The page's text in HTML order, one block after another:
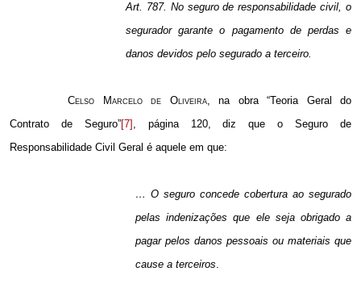
Art. 787. No seguro de responsabilidade civil, o
segurador garante o pagamento de perdas e
danos devidos pelo segurado a terceiro.
Celso Marcelo de Oliveira, na obra “Teoria Geral do
Contrato de Seguro”[7] , página 120, diz que o Seguro de
Responsabilidade Civil Geral é aquele em que:
… O seguro concede cobertura ao segurado
pelas indenizações que ele seja obrigado a
pagar pelos danos pessoais ou materiais que
cause a terceiros.